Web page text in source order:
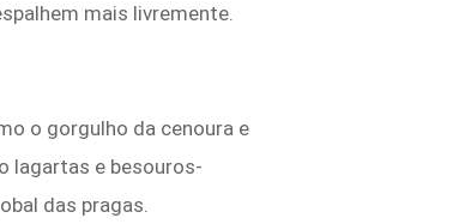
mais livremente.
o gorgulho da cenoura e
lagartas e besouros-
das pragas.